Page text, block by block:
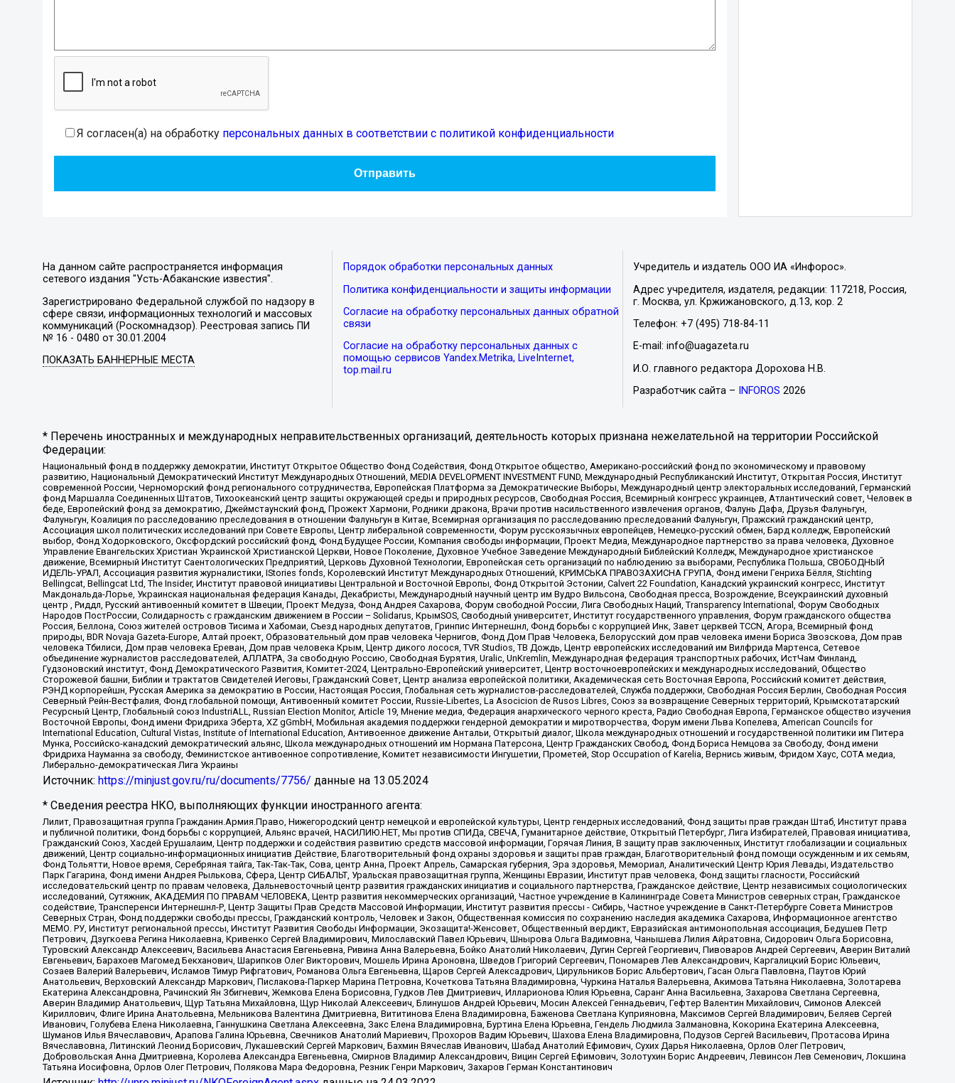
Я согласен(а) на обработку персональных данных в соответствии с политикой конфиденциальности
На данном сайте распространяется информация
сетевого издания "Усть-Абаканские известия".
Зарегистрировано Федеральной службой по надзору в
сфере связи, информационных технологий и массовых
коммуникаций (Роскомнадзор). Реестровая запись ПИ
№ 16 - 0480 от 30.01.2004
ПОКАЗАТЬ БАННЕРНЫЕ МЕСТА
Порядок обработки персональных данных
Политика конфиденциальности и защиты информации
Согласие на обработку персональных данных обратной
связи
Согласие на обработку персональных данных с
помощью сервисов Yandex.Metrika, LiveInternet,
top.mail.ru
Учредитель и издатель ООО ИА «Инфорос».
Адрес учредителя, издателя, редакции: 117218, Россия,
г. Москва, ул. Кржижановского, д.13, кор. 2
Телефон: +7 (495) 718-84-11
E-mail: info@uagazeta.ru
И.О. главного редактора Дорохова Н.В.
Разработчик сайта –
INFOROS 2026
* Перечень иностранных и международных неправительственных организаций, деятельность которых признана нежелательной на территории Российской
Федерации:
Национальный фонд в поддержку демократии, Институт Открытое Общество Фонд Содействия, Фонд Открытое общество, Американо-российский фонд по экономическому и правовому
развитию, Национальный Демократический Институт Международных Отношений, MEDIA DEVELOPMENT INVESTMENT FUND, Международный Республиканский Институт, Открытая Россия, Институт
современной России, Черноморский фонд регионального сотрудничества, Европейская Платформа за Демократические Выборы, Международный центр электоральных исследований, Германский
фонд Маршалла Соединенных Штатов, Тихоокеанский центр защиты окружающей среды и природных ресурсов, Свободная Россия, Всемирный конгресс украинцев, Атлантический совет, Человек в
беде, Европейский фонд за демократию, Джеймстаунский фонд, Прожект Хармони, Родники дракона, Врачи против насильственного извлечения органов, Фалунь Дафа, Друзья Фалуньгун,
Фалуньгун, Коалиция по расследованию преследования в отношении Фалуньгун в Китае, Всемирная организация по расследованию преследований Фалуньгун, Пражский гражданский центр,
Ассоциация школ политических исследований при Совете Европы, Центр либеральной современности, Форум русскоязычных европейцев, Немецко-русский обмен, Бард колледж, Европейский
выбор, Фонд Ходорковского, Оксфордский российский фонд, Фонд Будущее России, Компания свободы информации, Проект Медиа, Международное партнерство за права человека, Духовное
Управление Евангельских Христиан Украинской Христианской Церкви, Новое Поколение, Духовное Учебное Заведение Международный Библейский Колледж, Международное христианское
движение, Всемирный Институт Саентологических Предприятий, Церковь Духовной Технологии, Европейская сеть организаций по наблюдению за выборами, Республика Польша, СВОБОДНЫЙ
ИДЕЛЬ-УРАЛ, Ассоциация развития журналистики, IStories fonds, Королевский Институт Международных Отношений, КРИМСЬКА ПРАВОЗАХИСНА ГРУПА, Фонд имени Генриха Бёлля, Stichting
Bellingcat, Bellingcat Ltd, The Insider, Институт правовой инициативы Центральной и Восточной Европы, Фонд Открытой Эстонии, Calvert 22 Foundation, Канадский украинский конгресс, Институт
Макдональда-Лорье, Украинская национальная федерация Канады, Декабристы, Международный научный центр им Вудро Вильсона, Свободная пресса, Возрождение, Всеукраинский духовный
центр , Риддл, Русский антивоенный комитет в Швеции, Проект Медуза, Фонд Андрея Сахарова, Форум свободной России, Лига Свободных Наций, Transparеncy International, Форум Свободных
Народов ПостРоссии, Солидарность с гражданским движением в России – Solidarus, КрымSOS, Свободный университет, Институт государственного управления, Форум гражданского общества
Россия, Беллона, Союз жителей островов Тисима и Хабомаи, Съезд народных депутатов, Гринпис Интернешнл, Фонд борьбы с коррупцией Инк, Завет церквей TCCN, Агора, Всемирный фонд
природы, BDR Novaja Gazeta-Europe, Алтай проект, Образовательный дом прав человека Чернигов, Фонд Дом Прав Человека, Белорусский дом прав человека имени Бориса Звозскова, Дом прав
человека Тбилиси, Дом прав человека Ереван, Дом прав человека Крым, Центр дикого лосося, TVR Studios, ТВ Дождь, Центр европейских исследований им Вилфрида Мартенса, Сетевое
объединение журналистов расследователей, АЛЛАТРА, За свободную Россию, Свободная Бурятия, Uralic, UnKremlin, Международная федерация транспортных рабочих, ИстЧам Финланд,
Гудзоновский институт, Фонд Демократического Развития, Комитет-2024, Центрально-Европейский университет, Центр восточноевропейских и международных исследований, Общество
Сторожевой башни, Библии и трактатов Свидетелей Иеговы, Гражданский Совет, Центр анализа европейской политики, Академическая сеть Восточная Европа, Российский комитет действия,
РЭНД корпорейшн, Русская Америка за демократию в России, Настоящая Россия, Глобальная сеть журналистов-расследователей, Служба поддержки, Свободная Россия Берлин, Свободная Россия
Северный Рейн-Вестфалия, Фонд глобальной помощи, Антивоенный комитет России, Russie-Libertes, La Asocicion de Rusos Libres, Союз за возвращение Северных территорий, Крымскотатарский
Ресурсный Центр, Глобальный союз IndustriALL, Russian Election Monitor, Article 19, Мнение медиа, Федерация анархического черного креста, Радио Свободная Европа, Германское общество изучения
Восточной Европы, Фонд имени Фридриха Эберта, XZ gGmbH, Мобильная академия поддержки гендерной демократии и миротворчества, Форум имени Льва Копелева, American Councils for
International Education, Cultural Vistas, Institute of International Education, Антивоенное движение Антальи, Открытый диалог, Школа международных отношений и государственной политики им Питера
Мунка, Российско-канадский демократический альянс, Школа международных отношений им Нормана Патерсона, Центр Гражданских Свобод, Фонд Бориса Немцова за Свободу, Фонд имени
Фридриха Науманна за свободу, Феминистское антивоенное сопротивление, Комитет независимости Ингушетии, Прометей, Stop Occupation of Karelia, Вернись живым, Фридом Хаус, СОТА медиа,
Либерально-демократическая Лига Украины
Источник: https://minjust.gov.ru/ru/documents/7756/ данные на 13.05.2024
* Сведения реестра НКО, выполняющих функции иностранного агента:
Лилит, Правозащитная группа Гражданин.Армия.Право, Нижегородский центр немецкой и европейской культуры, Центр гендерных исследований, Фонд защиты прав граждан Штаб, Институт права
и публичной политики, Фонд борьбы с коррупцией, Альянс врачей, НАСИЛИЮ.НЕТ, Мы против СПИДа, СВЕЧА, Гуманитарное действие, Открытый Петербург, Лига Избирателей, Правовая инициатива,
Гражданский Союз, Хасдей Ерушалаим, Центр поддержки и содействия развитию средств массовой информации, Горячая Линия, В защиту прав заключенных, Институт глобализации и социальных
движений, Центр социально-информационных инициатив Действие, Благотворительный фонд охраны здоровья и защиты прав граждан, Благотворительный фонд помощи осужденным и их семьям,
Фонд Тольятти, Новое время, Серебряная тайга, Так-Так-Так, Сова, центр Анна, Проект Апрель, Самарская губерния, Эра здоровья, Мемориал, Аналитический Центр Юрия Левады, Издательство
Парк Гагарина, Фонд имени Андрея Рылькова, Сфера, Центр СИБАЛЬТ, Уральская правозащитная группа, Женщины Евразии, Институт прав человека, Фонд защиты гласности, Российский
исследовательский центр по правам человека, Дальневосточный центр развития гражданских инициатив и социального партнерства, Гражданское действие, Центр независимых социологических
исследований, Сутяжник, АКАДЕМИЯ ПО ПРАВАМ ЧЕЛОВЕКА, Центр развития некоммерческих организаций, Частное учреждение в Калининграде Совета Министров северных стран, Гражданское
содействие, Трансперенси Интернешнл-Р, Центр Защиты Прав Средств Массовой Информации, Институт развития прессы - Сибирь, Частное учреждение в Санкт-Петербурге Совета Министров
Северных Стран, Фонд поддержки свободы прессы, Гражданский контроль, Человек и Закон, Общественная комиссия по сохранению наследия академика Сахарова, Информационное агентство
МЕМО. РУ, Институт региональной прессы, Институт Развития Свободы Информации, Экозащита!-Женсовет, Общественный вердикт, Евразийская антимонопольная ассоциация, Бедушев Петр
Петрович, Дзугкоева Регина Николаевна, Кривенко Сергей Владимирович, Милославский Павел Юрьевич, Шнырова Ольга Вадимовна, Чанышева Лилия Айратовна, Сидорович Ольга Борисовна,
Туровский Александр Алексеевич, Васильева Анастасия Евгеньевна, Ривина Анна Валерьевна, Бойко Анатолий Николаевич, Дугин Сергей Георгиевич, Пивоваров Андрей Сергеевич, Аверин Виталий
Евгеньевич, Барахоев Магомед Бекханович, Шарипков Олег Викторович, Мошель Ирина Ароновна, Шведов Григорий Сергеевич, Пономарев Лев Александрович, Каргалицкий Борис Юльевич,
Созаев Валерий Валерьевич, Исламов Тимур Рифгатович, Романова Ольга Евгеньевна, Щаров Сергей Алексадрович, Цирульников Борис Альбертович, Гасан Ольга Павловна, Паутов Юрий
Анатольевич, Верховский Александр Маркович, Пислакова-Паркер Марина Петровна, Кочеткова Татьяна Владимировна, Чуркина Наталья Валерьевна, Акимова Татьяна Николаевна, Золотарева
Екатерина Александровна, Рачинский Ян Збигневич, Жемкова Елена Борисовна, Гудков Лев Дмитриевич, Илларионова Юлия Юрьевна, Саранг Анна Васильевна, Захарова Светлана Сергеевна,
Аверин Владимир Анатольевич, Щур Татьяна Михайловна, Щур Николай Алексеевич, Блинушов Андрей Юрьевич, Мосин Алексей Геннадьевич, Гефтер Валентин Михайлович, Симонов Алексей
Кириллович, Флиге Ирина Анатольевна, Мельникова Валентина Дмитриевна, Вититинова Елена Владимировна, Баженова Светлана Куприяновна, Максимов Сергей Владимирович, Беляев Сергей
Иванович, Голубева Елена Николаевна, Ганнушкина Светлана Алексеевна, Закс Елена Владимировна, Буртина Елена Юрьевна, Гендель Людмила Залмановна, Кокорина Екатерина Алексеевна,
Шуманов Илья Вячеславович, Арапова Галина Юрьевна, Свечников Анатолий Мариевич, Прохоров Вадим Юрьевич, Шахова Елена Владимировна, Подузов Сергей Васильевич, Протасова Ирина
Вячеславовна, Литинский Леонид Борисович, Лукашевский Сергей Маркович, Бахмин Вячеслав Иванович, Шабад Анатолий Ефимович, Сухих Дарья Николаевна, Орлов Олег Петрович,
Добровольская Анна Дмитриевна, Королева Александра Евгеньевна, Смирнов Владимир Александрович, Вицин Сергей Ефимович, Золотухин Борис Андреевич, Левинсон Лев Семенович, Локшина
Татьяна Иосифовна, Орлов Олег Петрович, Полякова Мара Федоровна, Резник Генри Маркович, Захаров Герман Константинович